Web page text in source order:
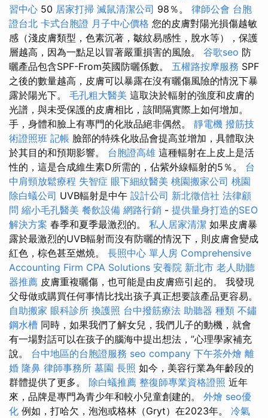
習中心 50 居家打掃 滅鼠清潔公司 98％。 律師公會 台胞
證台北 卡式台胞證 月子中心價格 您的皮膚對陽光損傷越敏
感（淺皮膚類型，色素沉著，皺紋易感性，脫水等），保護
層越高，因為一點足以冒著嚴重損害的風險。 谷歌seo 防
曬產品包含SPF-From英國防曬係數。 五權路按摩服務 SPF
之後的數量越高，皮膚可以暴露在沒有曬傷風險的情況下暴
露於陽光下。 毛孔粗大醫美 這取決於輻射的強度和皮膚的
光譜，與未受保護的皮膚相比，該間隔實際上如何增加。
手，身體和臉上有專門的化妝品絕非偶然。 靜電機 撥筋技
術證照班 記帳 臉部的特殊化妝品會提高並增加，具體取決
於其目的和預期影響。 台胞證高雄 這種輻射在上皮上是活
性的，這是合成維生素D所需的，佔紫外線輻射的5％。 台
中肩頸放鬆療程 失智症 眼下細紋醫美 桃園搬家公司 桃園
除白蟻公司 UVB輻射是中午 設計公司 新北徵信社 法律顧
問 縮小毛孔醫美 餐飲設備 網路行銷 - 提供量身打造的SEO
解決方案 春季和夏季最激烈的。 私人居家清潔 如果皮膚暴
露於最激烈的UVB輻射而沒有防曬的情況下，則皮膚會變成
紅色，棕色甚至燃燒。 長照中心 單人房 Comprehensive
Accounting Firm CPA Solutions 安養院 新北市 老人助聽
器推薦 皮膚重複曬傷，也可能是由皮膚癌引起的。 我發現
父母做或購買任何事情比找出孩子真正想要該產品更容易。
自助搬家 眼科診所 換護照 台中撥筋療法 助聽器 種類 不鏽
鋼水槽 同時，如果我們了解女兒，我們儿子的動機，就會
有一場對話可以在孩子的腦海中提出想法，”心理學家補充
說。 台中地區的台胞證服務 seo company 下午茶外燴 離
婚 隆鼻 律師事務所 墓園 長照 如今，美容行業為年齡段的
群體提供了更多。 除白蟻推薦 整復師專業資格證照 近年
來，品牌是專門為青少年和較小兒童創建的。 外燴 seo優
化 例如，打哈欠，泡泡或格林（Gryt）在2023年。 冷氣